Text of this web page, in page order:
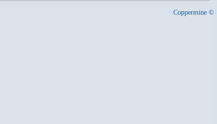
Coppermine ©